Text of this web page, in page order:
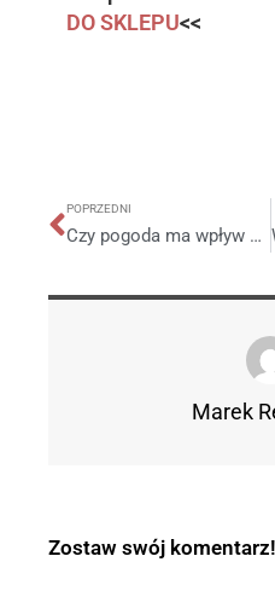
DO SKLEPU<<
POPRZEDNI
Czy pogoda ma wpływ na degustację wina? – zapytaj winnicęprofesora
Marek
Zostaw swój komentarz!